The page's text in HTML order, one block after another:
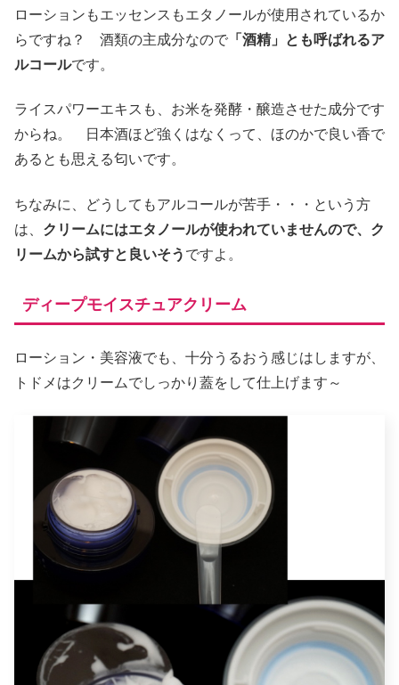
ローションもエッセンスもエタノールが使用されているか
らですね？ 酒類の主成分なので 「酒精」とも呼ばれるア
ルコールです。
ライスパワーエキスも、お米を発酵・醸造させた成分です
からね。 日本酒ほど強くはなくって、ほのかで良い香で
あるとも思える匂いです。
ちなみに、どうしてもアルコールが苦手・・・という方
は、 クリームにはエタノールが使われていませんので、ク
リームから試すと良いそう ですよ。
ディープモイスチュアクリーム
ローション・美容液でも、十分うるおう感じはしますが、
トドメはクリームでしっかり蓋をして仕上げます～